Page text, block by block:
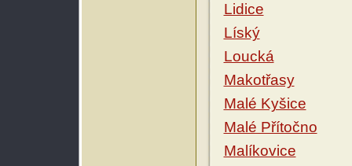
Lidice
Líský
Loucká
Makotřasy
Malé Kyšice
Malé Přítočno
Malíkovice